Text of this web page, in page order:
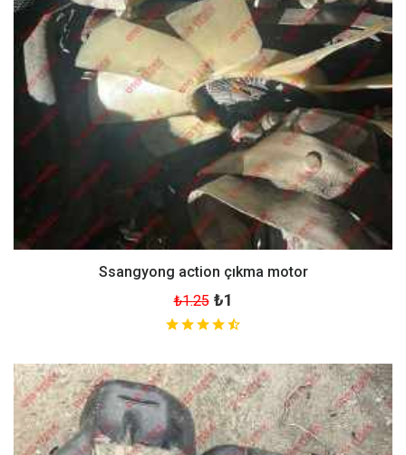
Ssangyong action çıkma motor
₺1.25 ₺1